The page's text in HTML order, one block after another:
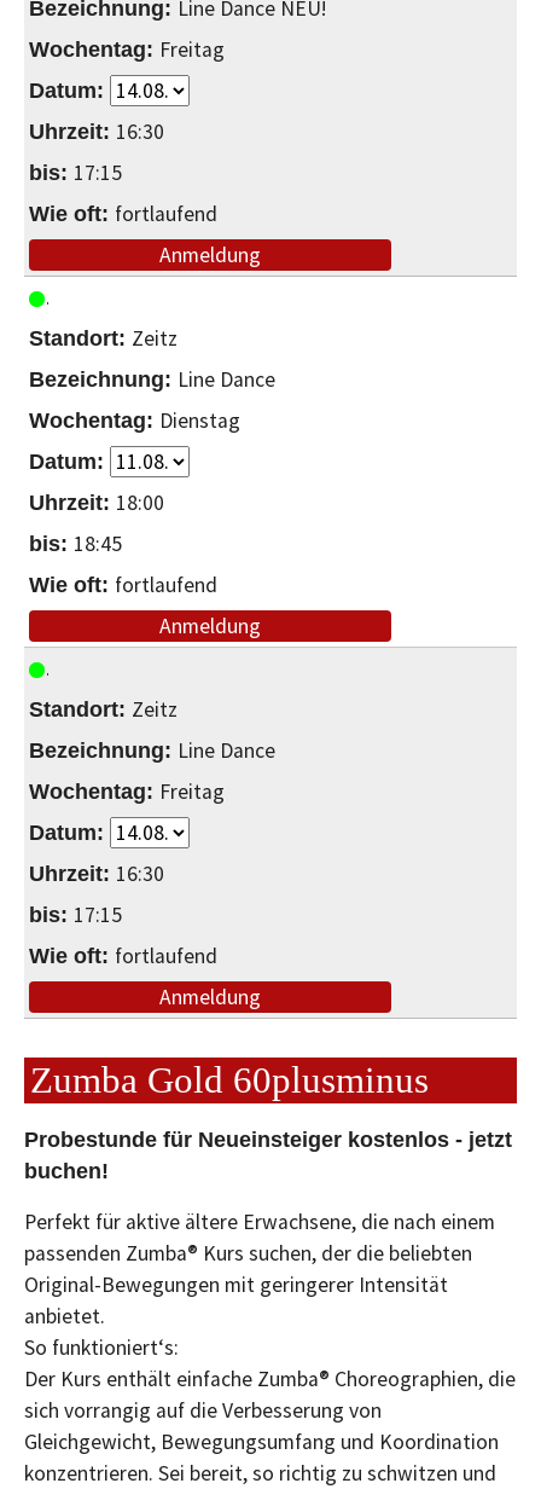
Line Dance NEU!
Freitag
16:30
17:15
fortlaufend
Anmeldung
Zeitz
Line Dance
Dienstag
18:00
18:45
fortlaufend
Anmeldung
Zeitz
Line Dance
Freitag
16:30
17:15
fortlaufend
Anmeldung
Zumba Gold 60plusminus
Probestunde für Neueinsteiger kostenlos - jetzt
buchen!
Perfekt für aktive ältere Erwachsene, die nach einem
passenden Zumba® Kurs suchen, der die beliebten
Original-Bewegungen mit geringerer Intensität
anbietet.
So funktioniert‘s:
Der Kurs enthält einfache Zumba® Choreographien, die
sich vorrangig auf die Verbesserung von
Gleichgewicht, Bewegungsumfang und Koordination
konzentrieren. Sei bereit, so richtig zu schwitzen und